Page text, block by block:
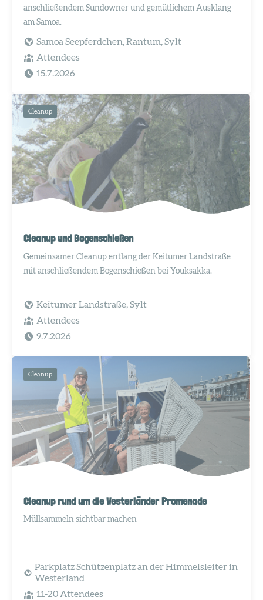
anschließendem Sundowner und gemütlichem Ausklang
am Samoa.
Samoa Seepferdchen, Rantum, Sylt
Attendees
15.7.2026
Cleanup
Cleanup und Bogenschießen
Gemeinsamer Cleanup entlang der Keitumer Landstraße
mit anschließendem Bogenschießen bei Youksakka.
Keitumer Landstraße, Sylt
Attendees
9.7.2026
Cleanup
Cleanup rund um die Westerländer Promenade
Müllsammeln sichtbar machen
Parkplatz Schützenplatz an der Himmelsleiter in
Westerland
11-20 Attendees